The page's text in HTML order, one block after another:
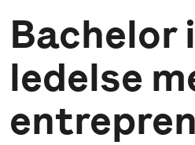
Bachelor
ledelse